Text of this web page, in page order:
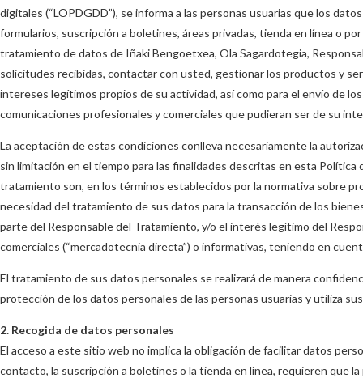
digitales (“LOPDGDD”), se informa a las personas usuarias que los
formularios, suscripción a boletines, áreas privadas, tienda en línea o
tratamiento de datos de Iñaki Bengoetxea, Ola Sagardotegia,
solicitudes recibidas, contactar con usted, gestionar los productos y
intereses legítimos propios de su actividad, así como para el envío de
comunicaciones profesionales y comerciales que pudieran ser de su
La aceptación de estas condiciones conlleva necesariamente la
sin limitación en el tiempo para las finalidades descritas en esta
tratamiento son, en los términos establecidos por la normativa sobre
necesidad del tratamiento de sus datos para la transacción de los
parte del Responsable del Tratamiento, y/o el interés legítimo del
comerciales (“mercadotecnia directa”) o informativas, teniendo en
El tratamiento de sus datos personales se realizará de manera
protección de los datos personales de las personas usuarias y utiliza
2. Recogida de datos personales
El acceso a este sitio web no implica la obligación de facilitar datos
contacto, la suscripción a boletines o la tienda en línea, requieren que